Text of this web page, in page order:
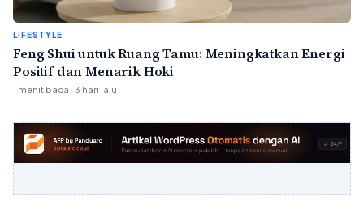
LIFESTYLE
Feng Shui untuk Ruang Tamu: Meningkatkan Energi
Positif dan Menarik Hoki
1 menit baca · 3 hari lalu